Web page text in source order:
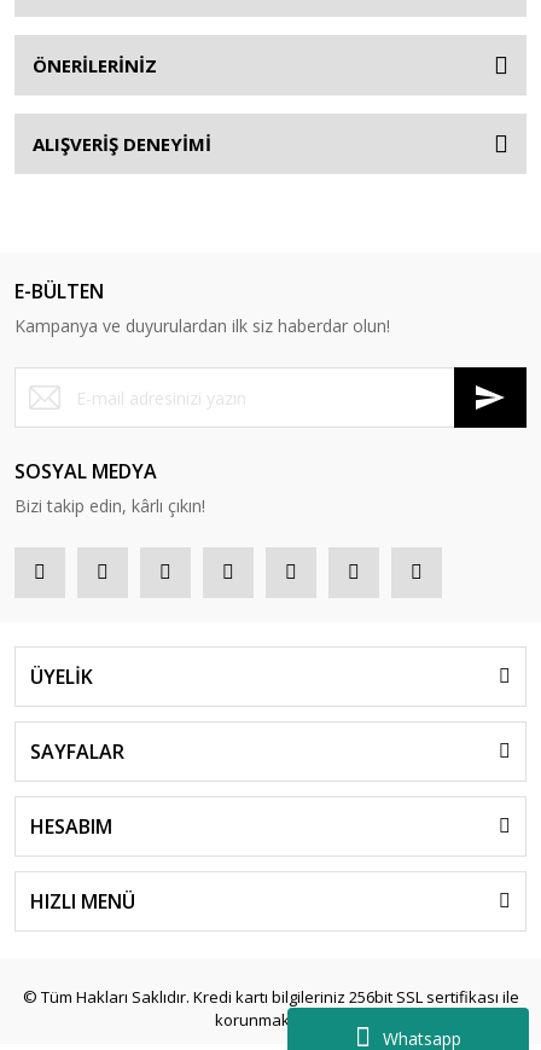
Whatsapp
ÖNERİLERİNİZ
ALIŞVERİŞ DENEYİMİ
E-BÜLTEN
Kampanya ve duyurulardan ilk siz haberdar olun!
SOSYAL MEDYA
Bizi takip edin, kârlı çıkın!
ÜYELİK
SAYFALAR
HESABIM
HIZLI MENÜ
© Tüm Hakları Saklıdır. Kredi kartı bilgileriniz 256bit SSL sertifikası ile
korunmaktadır.